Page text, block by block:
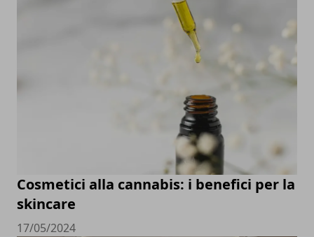
Cosmetici alla cannabis: i benefici per la
skincare
17/05/2024